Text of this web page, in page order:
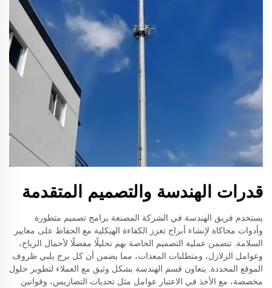
قدرات الهندسة والتصميم المتقدمة
يستخدم فريق الهندسة في الشركة المصنعة برامج تصميم متطورة
وأدوات محاكاة لإنشاء أبراج تعزز الكفاءة الهيكلية مع الحفاظ على معايير
السلامة. تتضمن عملية التصميم الخاصة بهم تحليلًا مفصلًا لأحمال الرياح،
وعوامل الزلازل، ومتطلبات المعدات، مما يضمن أن كل برج يلبي ظروف
الموقع المحددة. يتعاون قسم الهندسة بشكل وثيق مع العملاء لتطوير حلول
مخصصة، مع الأخذ في الاعتبار عوامل مثل تحديات التضاريس، وقوانين